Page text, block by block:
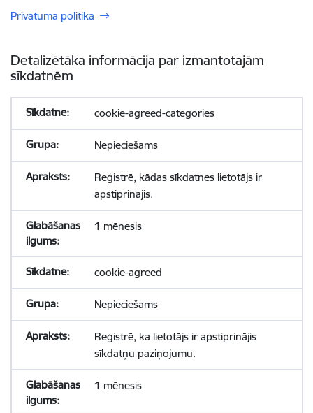
Privātuma politika
Detalizētāka informācija par izmantotajām
sīkdatnēm
cookie-agreed-categories
Nepieciešams
Reģistrē, kādas sīkdatnes lietotājs ir
apstiprinājis.
1 mēnesis
cookie-agreed
Nepieciešams
Reģistrē, ka lietotājs ir apstiprinājis
sīkdatņu paziņojumu.
1 mēnesis